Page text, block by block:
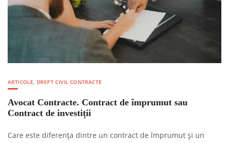
ARTICOLE, DREPT CIVIL CONTRACTE
Avocat Contracte. Contract de împrumut sau
Contract de investiții
Care este diferența dintre un contract de împrumut și un